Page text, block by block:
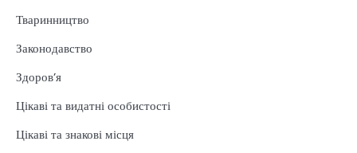
Тваринництво
Законодавство
Здоров’я
Цікаві та видатні особистості
Цікаві та знакові місця